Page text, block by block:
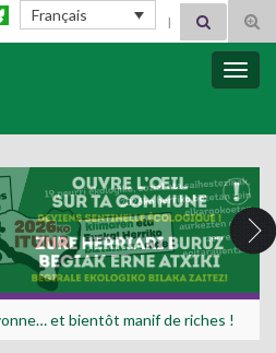
Français Search for:
et bientôt manif de riches !